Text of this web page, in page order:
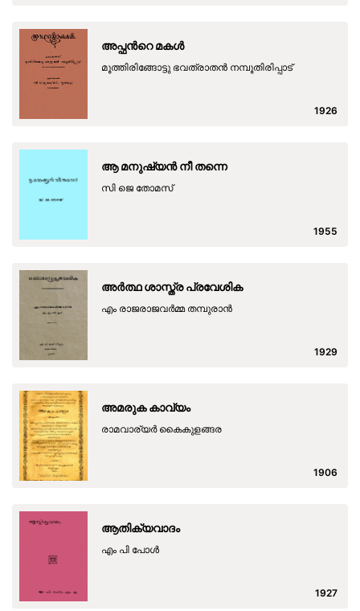
അപ്ഫന്‍റെ മകള്‍
മൂത്തിരിങ്ങോട്ടു ഭവത്രാതന്‍ നമ്പൂതിരിപ്പാട്
1926
ആ മനുഷ്യൻ നീ തന്നെ
സി ജെ തോമസ്
1955
അർത്ഥ ശാസ്ത്ര പ്രവേശിക
എം രാജരാജവർമ്മ തമ്പുരാൻ
1929
അമരുക കാവ്യം
രാമവാര്യര്‍ കൈകുളങ്ങര
1906
ആതിക്യവാദം
എം പി പോള്‍
1927